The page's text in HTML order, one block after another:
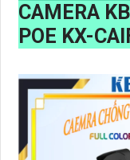
CAMERA
POE KX-